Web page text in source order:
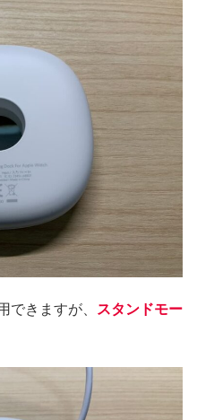
できますが、
スタンドモー